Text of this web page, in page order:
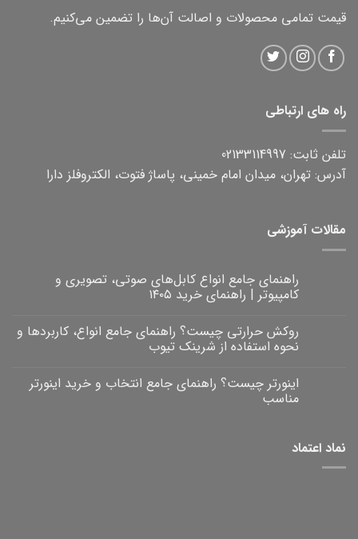
قیمت تمامی محصولات و اصالت آن‌ها را تضمین می‌کنیم.
راه های ارتباطی
تلفن ثابت: 02133114997
آدرس: تهران، میدان امام خمینی، پاساژ فتوت، الکتروفلز دارا
مقالات آموزشی
راهنمای جامع انواع کابل‌های صوتی، تصویری و
کامپیوتر | راهنمای خرید ۱۴۰۵
برای
راهنمای
جامع
صوتی،
تصویری
و
خرید
۱۴۰۵
ثبت
نشده
روکش حرارتی چیست؟ راهنمای جامع انواع، کاربردها و
نحوه استفاده از شرینک تیوب
برای
روکش
حرارتی
انواع،
کاربردها
ثبت
نشده
اینورتر چیست؟ راهنمای جامع انتخاب و خرید اینورتر
مناسب
اینورتر
چیست؟
نشده
نماد اعتماد